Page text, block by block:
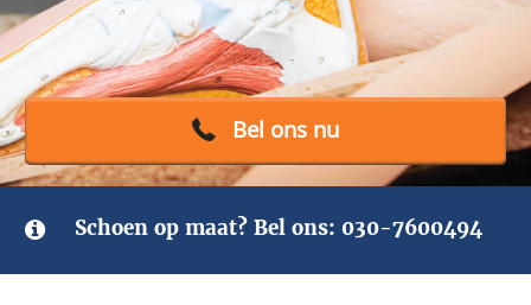
Bel ons nu
Schoen op maat? Bel ons: 030-7600494